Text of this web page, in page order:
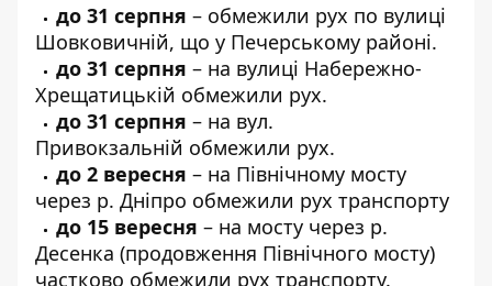
до 31 серпня – обмежили рух по вулиці
Шовковичній, що у Печерському районі.
до 31 серпня – на вулиці Набережно-
Хрещатицькій обмежили рух.
до 31 серпня – на вул.
Привокзальній обмежили рух.
до 2 вересня – на Північному мосту
через р. Дніпро обмежили рух транспорту
до 15 вересня – на мосту через р.
Десенка (продовження Північного мосту)
частково обмежили рух транспорту.